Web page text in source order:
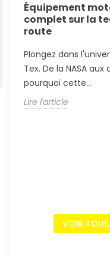
Équipement
complet sur la
route
Plongez dans
Tex. De la NASA
pourquoi cette...
Lire l'article
VOIR TOUS